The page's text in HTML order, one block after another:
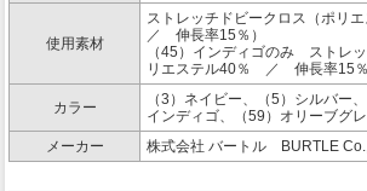
使用素材
ストレッチドビークロス（ポリ
／ 伸長率15％）
（45）インディゴのみ ストレ
リエステル40％ ／ 伸長率15％
カラー
（3）ネイビー、（5）シルバー
インディゴ、（59）オリーブグ
メーカー
株式会社 バートル BURTLE